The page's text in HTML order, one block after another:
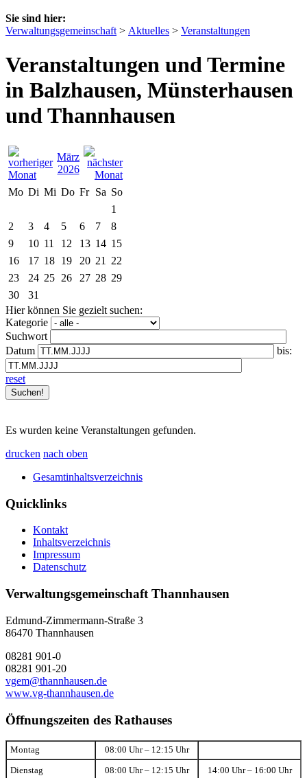
Sie sind hier:
Verwaltungsgemeinschaft > Aktuelles > Veranstaltungen
Veranstaltungen und Termine
in Balzhausen, Münsterhausen
und Thannhausen
März
2026
Mo Di Mi Do Fr Sa So
1
2
3 4 5 6 7
8
9
10 11 12 13 14 15
16
17 18 19 20 21
22
23
24 25 26 27 28 29
30
31
Hier können Sie gezielt suchen:
Kategorie
Suchwort
Datum
bis:
reset
Es wurden keine Veranstaltungen gefunden.
drucken nach oben
Gesamtinhaltsverzeichnis
Quicklinks
Kontakt
Inhaltsverzeichnis
Impressum
Datenschutz
Verwaltungsgemeinschaft Thannhausen
Edmund-Zimmermann-Straße 3
86470 Thannhausen
08281 901-0
08281 901-20
vgem@thannhausen.de
www.vg-thannhausen.de
Öffnungszeiten des Rathauses
Montag 08:00 Uhr – 12:15 Uhr
Dienstag 08:00 Uhr – 12:15 Uhr 14:00 Uhr – 16:00 Uhr